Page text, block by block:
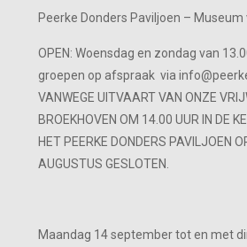
Peerke Donders Paviljoen –
OPEN: Woensdag en zondag van
groepen op afspraak via
VANWEGE UITVAART VAN ONZE
BROEKHOVEN OM 14.00 UUR IN DE
HET PEERKE DONDERS PAVILJOEN
AUGUSTUS GESLOTEN.
Maandag 14 september tot en met